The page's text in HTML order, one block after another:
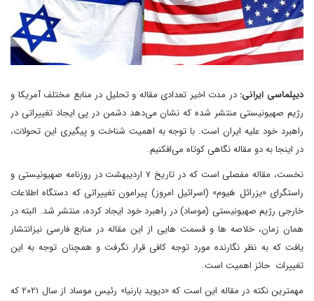
دیپلماسی ایرانی: در مدت اخیر تعدادی مقاله و تحلیل در منابع مختلف آمریکا و
رژیم صهیونیستی منتشر شده که نشان می‌دهد دشمن در پی ایجاد تغییراتی در
راهبرد خود علیه ایران است. با توجه به اهمیت شناخت و پیگیری این تحولات،
در اینجا به دو مقاله نگاهی کوتاه می‌افکنیم.
نخست، مقاله مفصلی است که در تاریخ ۷ اردیبهشت در روزنامه صهیونیستی و
راستگرای «یزرائل هَیوم» (اسرائیل امروز) پیرامون تغییراتی که دستگاه اطلاعات
خارجی رژیم صهیونیستی (موساد) در راهبرد خود ایجاد کرده، منتشر شد. البته در
همان زمان، خلاصه ها و قسمت هایی از این مقاله در منابع فارسی نیزانتشار
یافت که به نظر نگارنده مورد توجه کافی قرار نگرفت و همچنان توجه به این
تغییرات حائز اهمیت است.
مهمترین نکته در مقاله این است که «دیوید بارنیا» رئیس موساد از سال ۲۰۲۱ که